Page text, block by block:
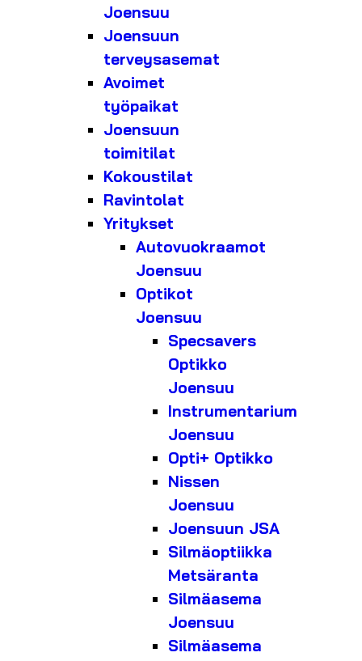
Joensuu
Joensuun
terveysasemat
Avoimet
työpaikat
Joensuun
toimitilat
Kokoustilat
Ravintolat
Yritykset
Autovuokraamot
Joensuu
Optikot
Joensuu
Specsavers
Optikko
Joensuu
Instrumentarium
Joensuu
Opti+ Optikko
Nissen
Joensuu
Joensuun JSA
Silmäoptiikka
Metsäranta
Silmäasema
Joensuu
Silmäasema